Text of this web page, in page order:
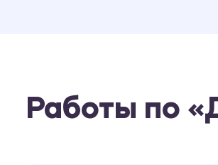
Работы по